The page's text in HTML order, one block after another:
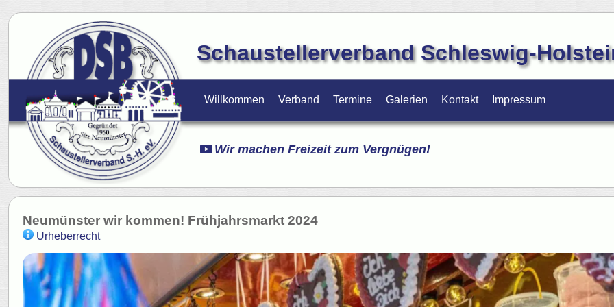
Willkommen Verband Termine Galerien Kontakt Impressum
Schaustellerverband Schleswig-
Wir machen Freizeit zum Vergnügen!
Neumünster wir kommen! Frühjahrsmarkt 2024
Urheberrecht